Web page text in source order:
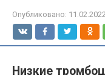
Опубликовано:
Низкие